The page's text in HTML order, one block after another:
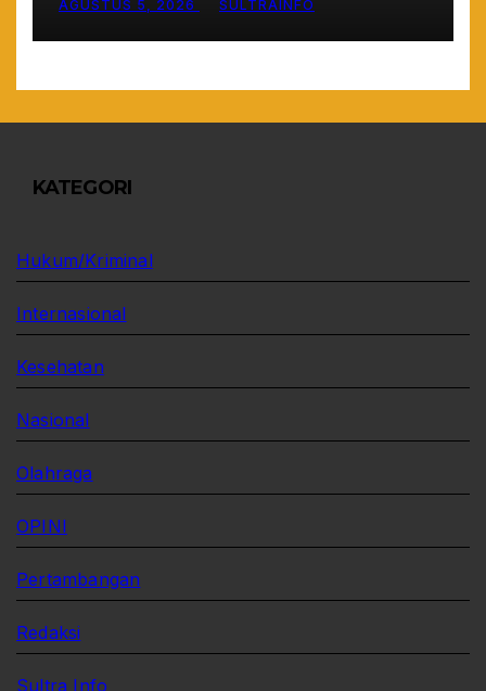
2026
AGUSTUS 5, 2026 SULTRAINFO
KATEGORI
Hukum/Kriminal
Internasional
Kesehatan
Nasional
Olahraga
OPINI
Pertambangan
Redaksi
Sultra Info